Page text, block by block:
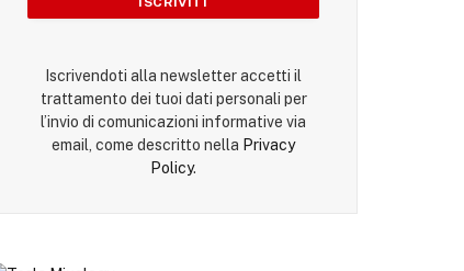
Iscrivendoti alla newsletter accetti il
trattamento dei tuoi dati personali per
l’invio di comunicazioni informative via
email, come descritto nella Privacy
Policy.